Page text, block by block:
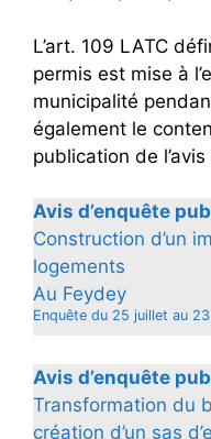
L’art. 109 LATC
permis est mise à
municipalité
également le
publication de
Avis d’enquête
Construction d’un
logements
Au Feydey
Enquête du 25 juillet au
Avis d’enquête
Transformation du
création d’un sas